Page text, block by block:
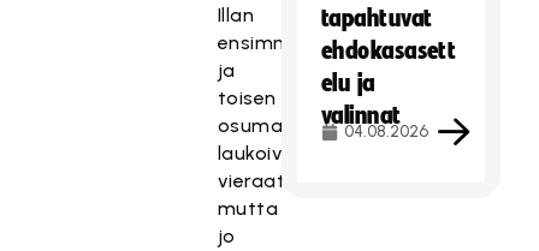
Illan
ensimmäisen
ja
toisen
osuman
laukoivat
vieraat,
mutta
jo
tapahtuvat
ehdokasasett
elu ja
valinnat
04.08.2026